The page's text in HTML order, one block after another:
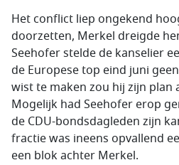
Het conflict liep ongekend
doorzetten, Merkel dreigde
Seehofer stelde de kanselier
de Europese top eind juni
wist te maken zou hij zijn plan
Mogelijk had Seehofer erop
de CDU-bondsdagleden zijn
fractie was ineens opvallend
een blok achter Merkel.